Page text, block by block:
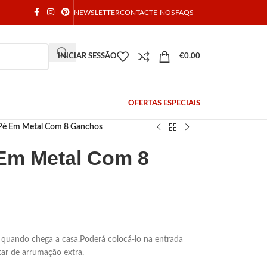
NEWSLETTERCONTACTE-NOSFAQS
INICIAR SESSÃO €0.00
OFERTAS ESPECIAIS
Em Metal Com 8 Ganchos
Metal Com 8
chega a casa.Poderá colocá-lo na entrada
de arrumação extra.